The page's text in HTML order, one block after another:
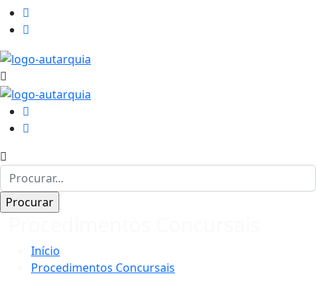
Início
Procedimentos Concursais